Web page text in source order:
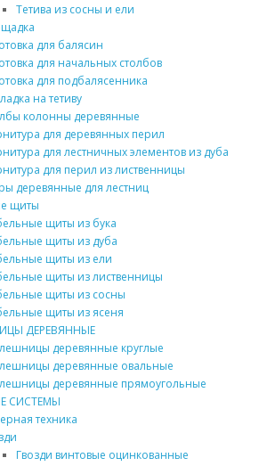
Тетива из сосны и ели
для балясин
для начальных столбов
для подбалясенника
на тетиву
колонны деревянные
для деревянных перил
для лестничных элементов из дуба
для перил из лиственницы
деревянные для лестниц
щиты
щиты из бука
щиты из дуба
щиты из ели
щиты из лиственницы
щиты из сосны
щиты из ясеня
ДЕРЕВЯННЫЕ
деревянные круглые
деревянные овальные
деревянные прямоугольные
СИСТЕМЫ
техника
Гвозди винтовые оцинкованные